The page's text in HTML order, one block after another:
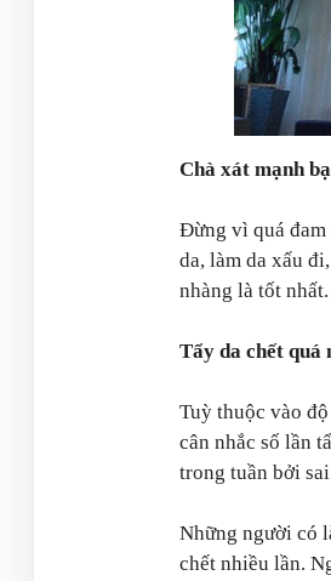
Chà xát mạnh
Đừng vì quá đam
da, làm da xấu
nhàng là tốt nhất.
Tẩy da chết quá
Tuỳ thuộc vào
cân nhắc số lần
trong tuần bởi
Những người có
chết nhiều lần.